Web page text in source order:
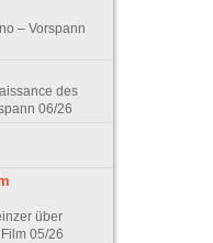
– Vorspann
des
06/26
über
Film 05/26